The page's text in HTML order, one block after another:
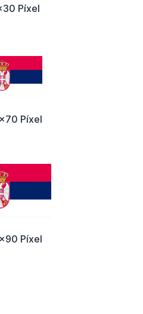
Píxel
Píxel
Píxel